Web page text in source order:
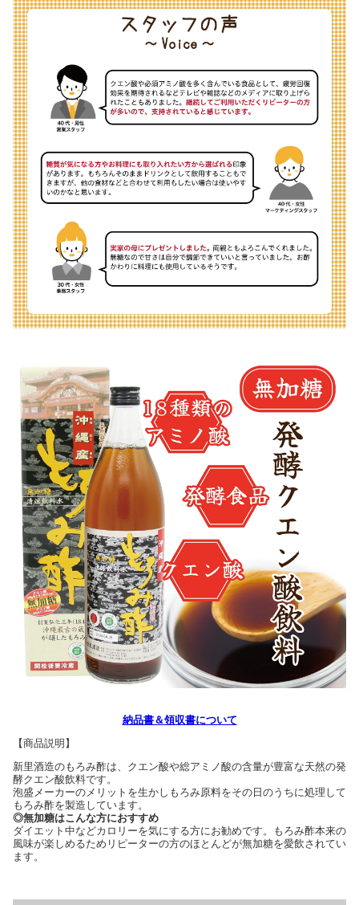
納品書＆領収書について
【商品説明】
新里酒造のもろみ酢は、クエン酸や総アミノ酸の含量が豊富な天然の発
酵クエン酸飲料です。
泡盛メーカーのメリットを生かしもろみ原料をその日のうちに処理して
もろみ酢を製造しています。
◎無加糖はこんな方におすすめ
ダイエット中などカロリーを気にする方にお勧めです。もろみ酢本来の
風味が楽しめるためリピーターの方のほとんどが無加糖を愛飲されてい
ます。